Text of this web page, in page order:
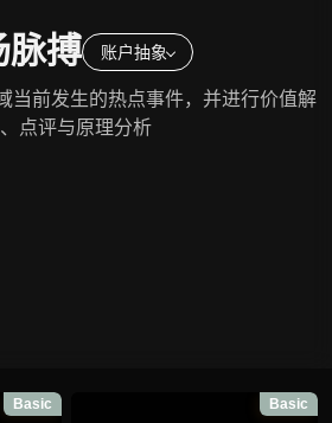
脉搏 账户抽象
当前发生的热点事件，并进行价值解
点评与原理分析
Basic Basic